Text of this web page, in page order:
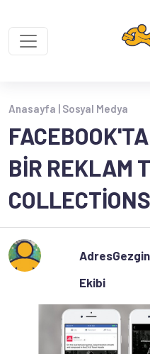
Anasayfa | Sosyal Medya
BIR REKLAM
COLLECTIONS
Ekibi